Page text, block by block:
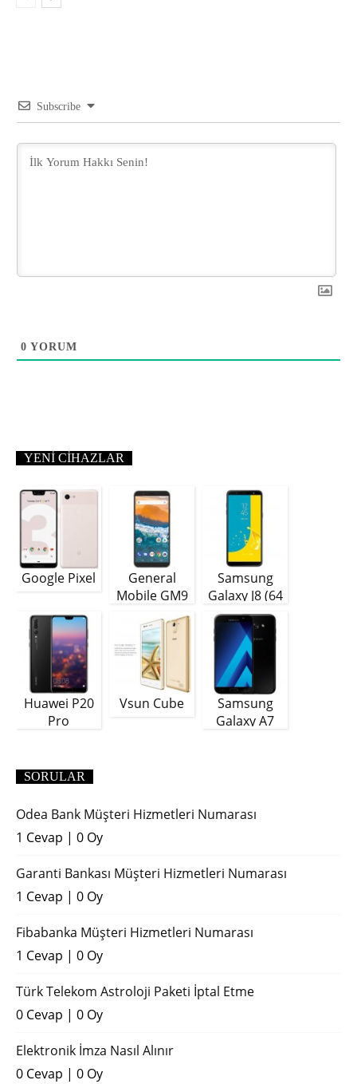
Subscribe
0 YORUM
YENI CIHAZLAR
Google Pixel
General
Mobile GM9
Samsung
Galaxy J8 (64
GB)
Huawei P20
Pro
Vsun Cube
Samsung
Galaxy A7
SORULAR
Odea Bank Müşteri Hizmetleri Numarası
1 Cevap | 0 Oy
Garanti Bankası Müşteri Hizmetleri Numarası
1 Cevap | 0 Oy
Fibabanka Müşteri Hizmetleri Numarası
1 Cevap | 0 Oy
Türk Telekom Astroloji Paketi İptal Etme
0 Cevap | 0 Oy
Elektronik İmza Nasıl Alınır
0 Cevap | 0 Oy